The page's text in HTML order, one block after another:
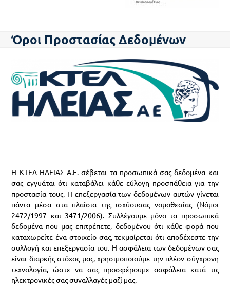
Όροι Προστασίας Δεδομένων
H ΚΤΕΛ ΗΛΕΙΑΣ Α.Ε. σέβεται τα προσωπικά σας δεδομένα και
σας εγγυάται ότι καταβάλει κάθε εύλογη προσπάθεια για την
προστασία τους. Η επεξεργασία των δεδομένων αυτών γίνεται
πάντα μέσα στα πλαίσια της ισχύουσας νομοθεσίας (Νόμοι
2472/1997 και 3471/2006). Συλλέγουμε μόνο τα προσωπικά
δεδομένα που μας επιτρέπετε, δεδομένου ότι κάθε φορά που
καταχωρείτε ένα στοιχείο σας, τεκμαίρεται ότι αποδέχεστε την
συλλογή και επεξεργασία του. Η ασφάλεια των δεδομένων σας
είναι διαρκής στόχος μας, χρησιμοποιούμε την πλέον σύγχρονη
τεχνολογία, ώστε να σας προσφέρουμε ασφάλεια κατά τις
ηλεκτρονικές σας συναλλαγές μαζί μας.